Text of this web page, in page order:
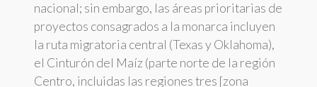
nacional; sin embargo, las áreas prioritarias de
proyectos consagrados a la monarca incluyen
la ruta migratoria central (Texas y Oklahoma),
el Cinturón del Maíz (parte norte de la región
Centro, incluidas las regiones tres [zona